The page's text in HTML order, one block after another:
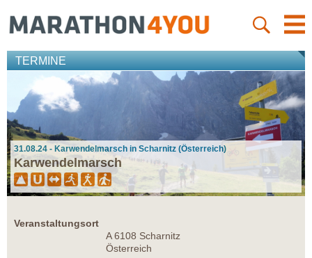
TERMINE
31.08.24 - Karwendelmarsch in Scharnitz (Österreich)
Karwendelmarsch
Veranstaltungsort
A 6108 Scharnitz
Österreich